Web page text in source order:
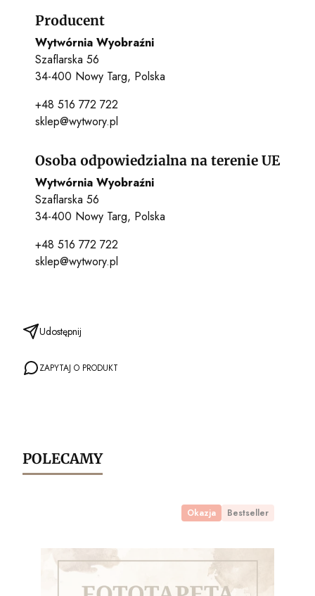
Producent
Wytwórnia Wyobraźni
Szaflarska 56
34-400 Nowy Targ, Polska
+48 516 772 722
sklep@wytwory.pl
Osoba odpowiedzialna na terenie UE
Wytwórnia Wyobraźni
Szaflarska 56
34-400 Nowy Targ, Polska
+48 516 772 722
sklep@wytwory.pl
Udostępnij
ZAPYTAJ O PRODUKT
POLECAMY
Okazja Bestseller